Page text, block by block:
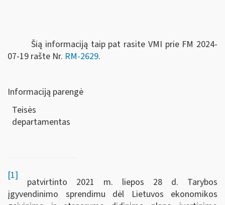
Šią informaciją taip pat rasite VMI prie FM 2024-
07-19 rašte Nr. RM-2629.
Informaciją parengė
Teisės
[1]
patvirtinto 2021 m. liepos 28 d. Tarybos
įgyvendinimo sprendimu dėl Lietuvos ekonomikos